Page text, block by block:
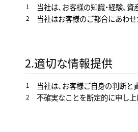
当社は、お客様の知識・経験、
当社はお客様のご都合にあわせ
2.適切な情報提供
当社は、お客様ご自身の判断
不確実なことを断定的に申し上